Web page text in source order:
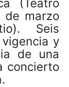
(Teatro
de marzo
Seis
y
de una
concierto